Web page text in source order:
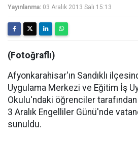
Yayınlanma: 03 Aralık 2013 Salı 15:13
(Fotoğraflı)
Afyonkarahisar'ın Sandıklı
Uygulama Merkezi ve Eğitim İş
Okulu'ndaki öğrenciler
3 Aralık Engelliler Günü'nde
sunuldu.